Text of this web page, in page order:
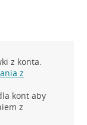
z konta.
z
kont aby
z